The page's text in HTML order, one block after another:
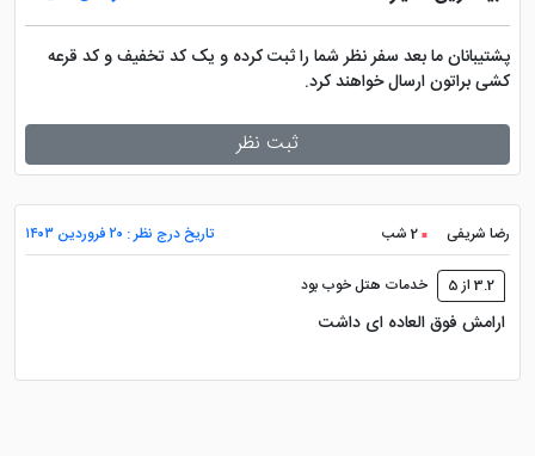
کافی نت دستگاه ATM
صندوق امانات در لابی
پشتیبانان ما بعد سفر نظر شما را ثبت کرده و یک کد تخفیف و کد قرعه
کشی براتون ارسال خواهند کرد.
ثبت نظر
رضا شریفی 2 شب تاریخ درج نظر : ۲۰ فروردین ۱۴۰۳
3.2 از 5 خدمات هتل خوب بود
ارامش فوق العاده ای داشت